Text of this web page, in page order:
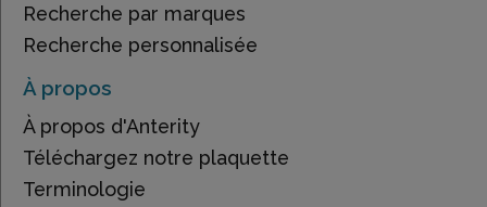
Recherche par marques
Recherche personnalisée
À propos
À propos d'Anterity
Téléchargez notre plaquette
Terminologie